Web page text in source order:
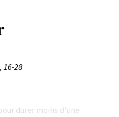
16-28
durer moins d’une